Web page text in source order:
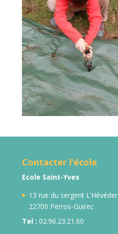
Contacter l’école
Ecole Saint-Yves
13 rue du sergent L’Hévéder
22700 Perros-Guirec
Tel : 02.96.23.21.60